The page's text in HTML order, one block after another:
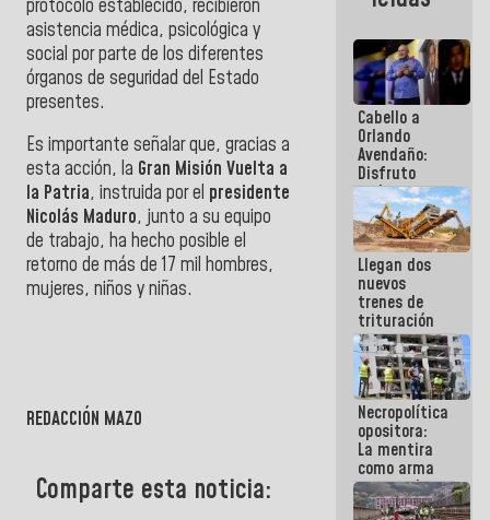
protocolo establecido, recibieron
asistencia médica, psicológica y
social por parte de los diferentes
órganos de seguridad del Estado
presentes.
Es importante señalar que, gracias a
esta acción, la Gran Misión Vuelta a
la Patria, instruida por el presidente
Nicolás Maduro, junto a su equipo
de trabajo, ha hecho posible el
retorno de más de 17 mil hombres,
mujeres, niños y niñas.
REDACCIÓN MAZO
Comparte esta noticia:
Cabello a
Orlando
Avendaño:
Disfruto
cada vez
que escribes
porque lo
que haces
es
embarrarla
Llegan dos
nuevos
trenes de
trituración
para
optimizar
manejo de
escombros
en La Guaira
Necropolítica
opositora:
La mentira
como arma
contra el
Pueblo